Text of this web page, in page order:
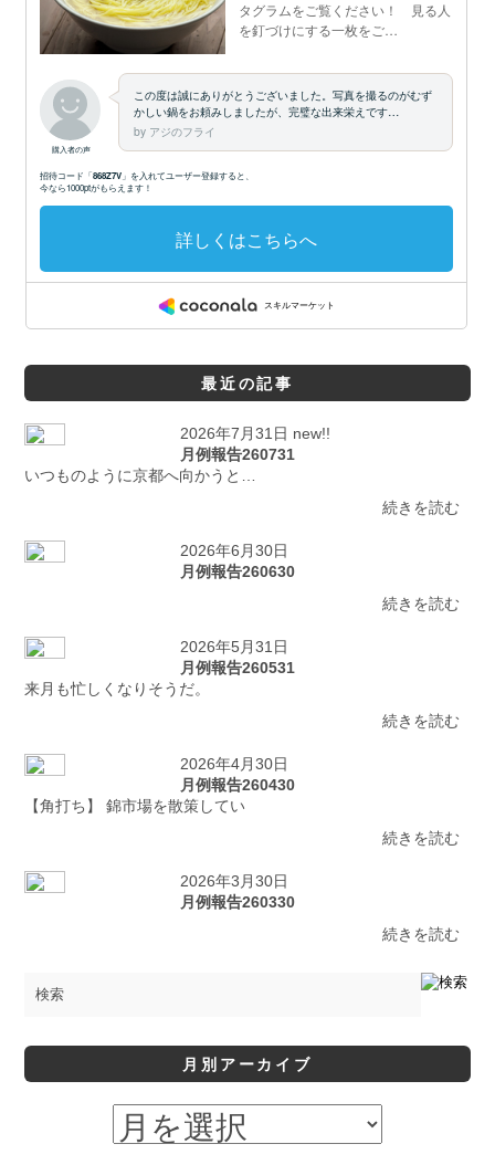
最近の記事
2026年7月31日 new!!
月例報告260731
いつものように京都へ向かうと…
続きを読む
2026年6月30日
月例報告260630
続きを読む
2026年5月31日
月例報告260531
来月も忙しくなりそうだ。
続きを読む
2026年4月30日
月例報告260430
【角打ち】 錦市場を散策してい
続きを読む
2026年3月30日
月例報告260330
続きを読む
月別アーカイブ